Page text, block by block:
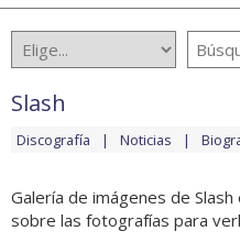
Slash
Discografía Noticias
Galería de imágenes de Slash
sobre las fotografías para